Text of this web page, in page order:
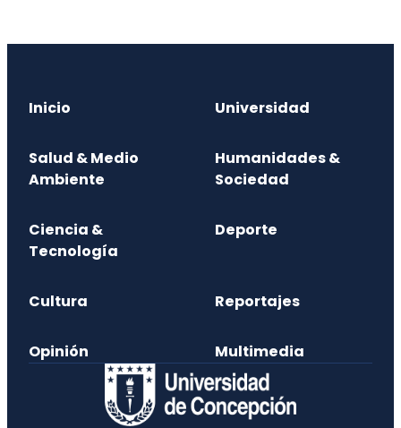
Inicio Universidad
Salud & Medio
Ambiente
Humanidades &
Sociedad
Ciencia &
Tecnología
Deporte
Cultura Reportajes
Opinión Multimedia